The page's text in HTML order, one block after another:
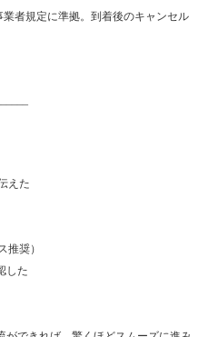
者規定に準拠。到着後のキャンセル
えた
奨）
した